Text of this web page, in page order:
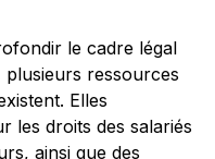
le cadre légal
plusieurs ressources
Elles
les droits des salariés
ainsi que des